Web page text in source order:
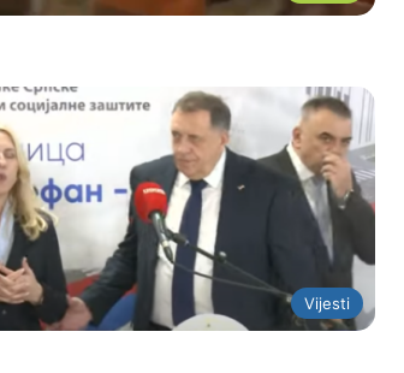
Vijesti